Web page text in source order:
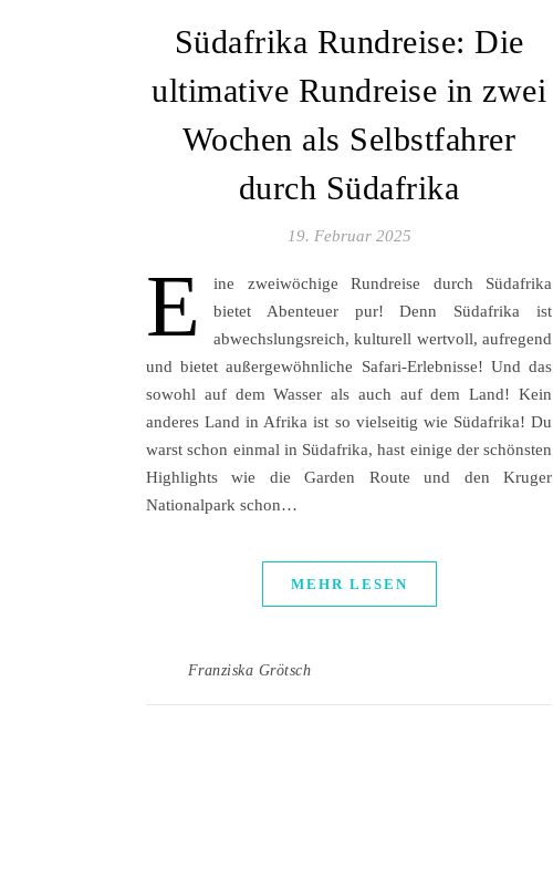
Südafrika Rundreise: Die
ultimative Rundreise in zwei
Wochen als Selbstfahrer
durch Südafrika
19. Februar 2025
E
ine zweiwöchige Rundreise durch Südafrika
bietet Abenteuer pur! Denn Südafrika ist
abwechslungsreich, kulturell wertvoll, aufregend
und bietet außergewöhnliche Safari-Erlebnisse! Und das
sowohl auf dem Wasser als auch auf dem Land! Kein
anderes Land in Afrika ist so vielseitig wie Südafrika! Du
warst schon einmal in Südafrika, hast einige der schönsten
Highlights wie die Garden Route und den Kruger
Nationalpark schon…
MEHR LESEN
Franziska Grötsch